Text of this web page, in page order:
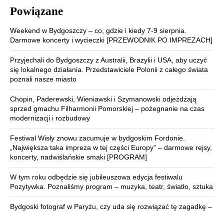
Powiązane
Weekend w Bydgoszczy – co, gdzie i kiedy 7-9 sierpnia.
Darmowe koncerty i wycieczki [PRZEWODNIK PO IMPREZACH]
Przyjechali do Bydgoszczy z Australii, Brazylii i USA, aby uczyć
się lokalnego działania. Przedstawiciele Polonii z całego świata
poznali nasze miasto
Chopin, Paderewski, Wieniawski i Szymanowski odjeżdżają
sprzed gmachu Filharmonii Pomorskiej – pożegnanie na czas
modernizacji i rozbudowy
Festiwal Wisły znowu zacumuje w bydgoskim Fordonie.
„Największa taka impreza w tej części Europy” – darmowe rejsy,
koncerty, nadwiślańskie smaki [PROGRAM]
W tym roku odbędzie się jubileuszowa edycja festiwalu
Pozytywka. Poznaliśmy program – muzyka, teatr, światło, sztuka
Bydgoski fotograf w Paryżu, czy uda się rozwiązać tę zagadkę –